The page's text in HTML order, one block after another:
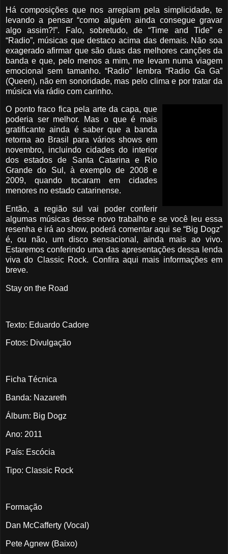
Há composições que nos arrepiam pela simplicidade, te
levando a pensar “como alguém ainda consegue gravar
algo assim?!”. Falo, sobretudo, de “Time and Tide” e
“Radio”, músicas que destaco acima das demais. Não soa
exagerado afirmar que são duas das melhores canções da
banda e que, pelo menos a mim, me levam numa viagem
emocional sem tamanho. “Radio” lembra “Radio Ga Ga”
(Queen), não em sonoridade, mas pelo clima e por tratar da
música via rádio com carinho.
O ponto fraco fica pela arte da capa, que
poderia ser melhor. Mas o que é mais
gratificante ainda é saber que a banda
retorna ao Brasil para vários shows em
novembro, incluindo cidades do interior
dos estados de Santa Catarina e Rio
Grande do Sul, à exemplo de 2008 e
2009, quando tocaram em cidades
menores no estado catarinense.
Então, a região sul vai poder conferir
algumas músicas desse novo trabalho e se você leu essa
resenha e irá ao show, poderá comentar aqui se “Big Dogz”
é, ou não, um disco sensacional, ainda mais ao vivo.
Estaremos conferindo uma das apresentações dessa lenda
viva do Classic Rock. Confira aqui mais informações em
breve.
Stay on the Road
Texto: Eduardo Cadore
Fotos: Divulgação
Ficha Técnica
Banda: Nazareth
Álbum: Big Dogz
Ano: 2011
País: Escócia
Tipo: Classic Rock
Formação
Dan McCafferty (Vocal)
Pete Agnew (Baixo)